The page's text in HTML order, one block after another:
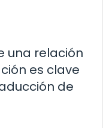
una relación
es clave
de